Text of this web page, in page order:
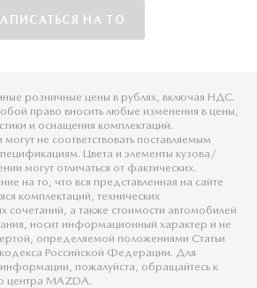
НА ТО
розничные цены в рублях, включая НДС.
право вносить любые изменения в цены,
и оснащения комплектаций.
не соответствовать поставляемым
Цвета и элементы кузова/
могут отличаться от фактических.
на то, что вся представленная на сайте
комплектаций, технических
сочетаний, а также стоимости автомобилей
носит информационный характер и не
определяемой положениями Статьи
Российской Федерации. Для
пожалуйста, обращайтесь к
центра MAZDA.